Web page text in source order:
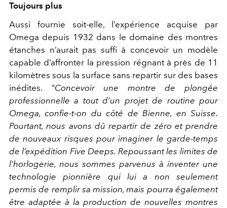
Toujours plus
Aussi fournie soit-elle, l’expérience acquise par
Omega depuis 1932 dans le domaine des montres
étanches n’aurait pas suffi à concevoir un modèle
capable d’affronter la pression régnant à près de 11
kilomètres sous la surface sans repartir sur des bases
inédites.
"Concevoir une montre de plongée
professionnelle a tout d’un projet de routine pour
Omega, confie-t-on du côté de Bienne, en Suisse.
Pourtant, nous avons dû repartir de zéro et prendre
de nouveaux risques pour imaginer le garde-temps
de l’expédition Five Deeps. Repoussant les limites de
l’horlogerie, nous sommes parvenus à inventer une
technologie pionnière qui lui a non seulement
permis de remplir sa mission, mais pourra également
être adaptée à la production de nouvelles montres